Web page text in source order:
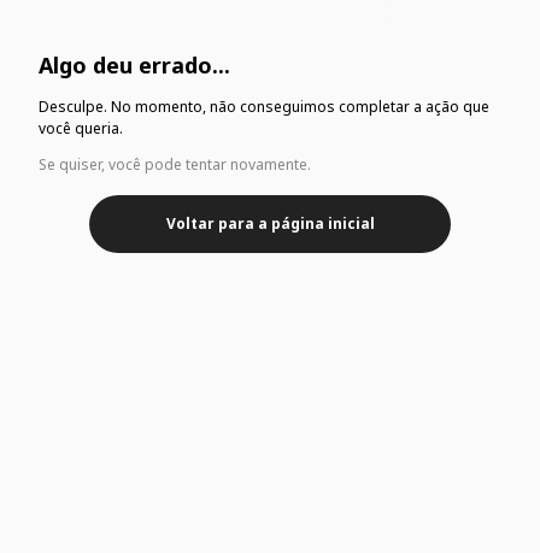
Algo deu errado...
Desculpe. No momento, não conseguimos completar a ação que
você queria.
Se quiser, você pode tentar novamente.
Voltar para a página inicial